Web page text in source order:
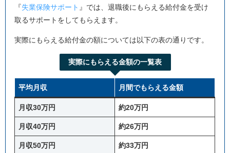
『失業保険サポート 』では、退職後にもらえる給付金を受け
取るサポートをしてもらえます。
実際にもらえる給付金の額については以下の表の通りです。
実際にもらえる金額の一覧表
平均月収 月間でもらえる金額
月収30万円 約20万円
月収40万円 約26万円
月収50万円 約33万円